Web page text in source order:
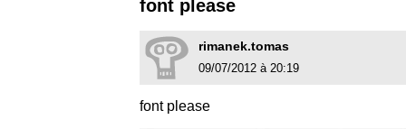
font please
rimanek.tomas
09/07/2012 à 20:19
font please